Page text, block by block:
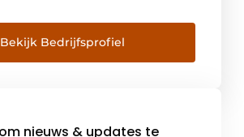
Bekijk Bedrijfsprofiel
nieuws & updates te